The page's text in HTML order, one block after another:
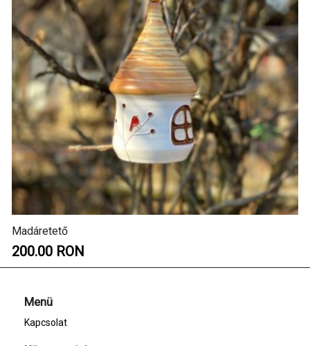
Madáretető
200.00 RON
Menü
Kapcsolat